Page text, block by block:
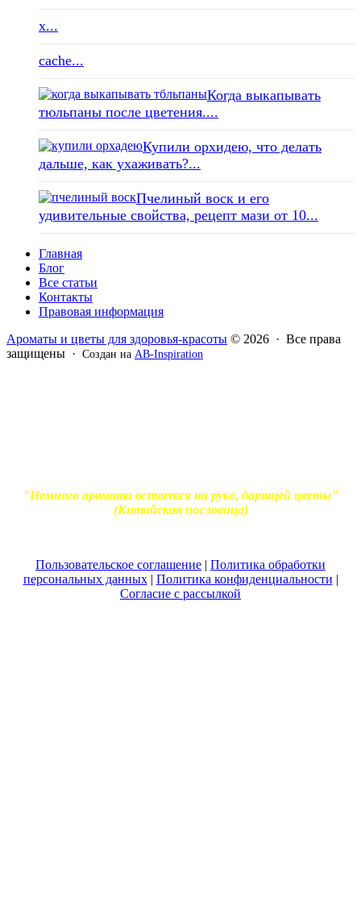
x...
cache...
Когда выкапывать
тюльпаны после цветения....
Купили орхидею, что делать
дальше, как ухаживать?...
Пчелиный воск и его
удивительные свойства, рецепт мази от 10...
Главная
Блог
Все статьи
Контакты
Правовая информация
Ароматы и цветы для здоровья-красоты © 2026 · Все права
защищены · Создан на AB-Inspiration
"Немного аромата остается на руке, дарящей цветы"
(Китайская пословица)
Пользовательское соглашение | Политика обработки
персональных данных| Политика конфиденциальности |
Согласие с рассылкой